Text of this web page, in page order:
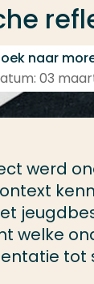
naar
03
werd
welke
tot